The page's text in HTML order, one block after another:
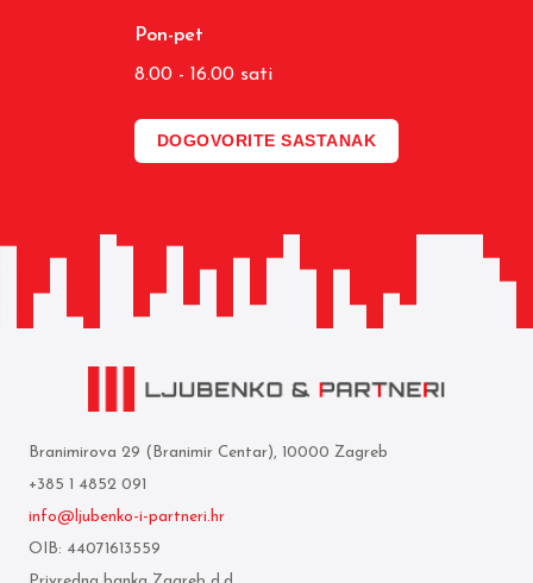
Pon-pet
8.00 - 16.00 sati
DOGOVORITE SASTANAK
Branimirova 29 (Branimir Centar), 10000 Zagreb
+385 1 4852 091
info@ljubenko-i-partneri.hr
OIB: 44071613559